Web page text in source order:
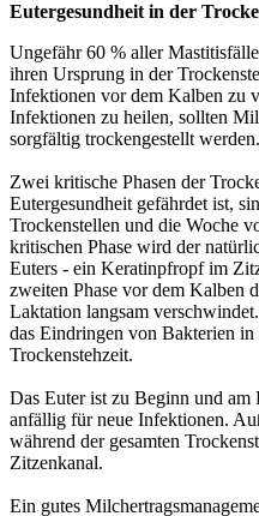
Eutergesundheit in der
Ungefähr 60 % aller
ihren Ursprung in der
Infektionen vor dem Kalben zu
Infektionen zu heilen, sollten
sorgfältig trockengestellt werden.
Zwei kritische Phasen der
Eutergesundheit gefährdet ist,
Trockenstellen und die Woche
kritischen Phase wird der
Euters - ein Keratinpfropf im
zweiten Phase vor dem Kalben
Laktation langsam
das Eindringen von Bakterien
Trockenstehzeit.
Das Euter ist zu Beginn und am
anfällig für neue Infektionen.
während der gesamten
Zitzenkanal.
Ein gutes